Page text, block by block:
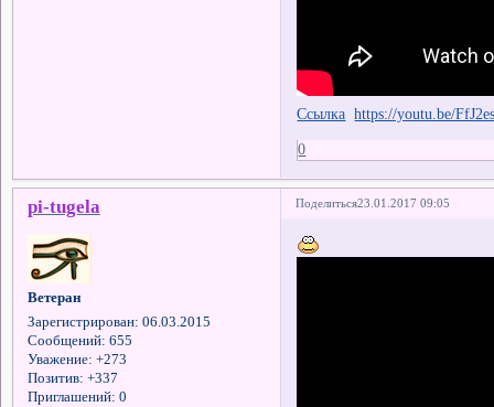
Ссылка https://youtu.be/
0
Поделиться23.01.2017 09:05
pi-tugela
Ветеран
Зарегистрирован: 06.03.2015
Сообщений: 655
Уважение: +273
Позитив: +337
Приглашений: 0